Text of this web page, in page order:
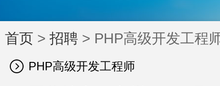
首页 > 招聘 > PHP高级开发工程
PHP高级开发工程师